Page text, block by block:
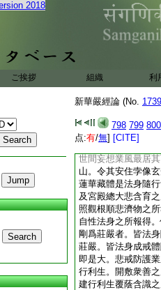
2018
ご挨拶 組織 利
Search
新華嚴經論 (No.
798 799 800
点:有/無] [CITE]
莊嚴。總是風輪上
生。還將本因以持
成一切諸波羅蜜。
今以第八及初發心
以。願波羅蜜互體
一切莊嚴如最下風
蜜中檀波羅蜜報得
熾然莊嚴。還是願
施之所報生。還自
因不唐捐。以准此
配之十種風輪。報
世間妄想業風最居
山。令其安住孛像
蓮華藏體是法身隨
及宮殿總大悲含育
照觀根順悲濟物之
自性法身之所報得
剛爲莊嚴者。皆法
莊嚴。皆法身成戒
即是大。悲戒防護
行利生。開敷衆善
建行利生覆蔭含識